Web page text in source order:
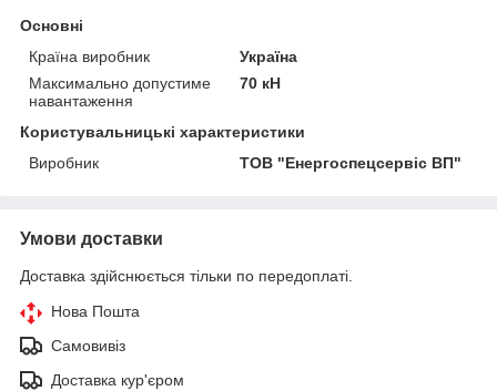
Основні
Країна виробник
Україна
Максимально допустиме
навантаження
70 кН
Користувальницькі характеристики
Виробник
ТОВ "Енергоспецсервіс ВП"
Умови доставки
Доставка здійснюється тільки по передоплаті.
Нова Пошта
Самовивіз
Доставка кур'єром